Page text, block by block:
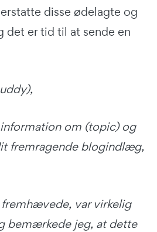
disse ødelagte og
er tid til at sende en
om (topic) og
fremragende blogindlæg,
var virkelig
bemærkede jeg, at dette